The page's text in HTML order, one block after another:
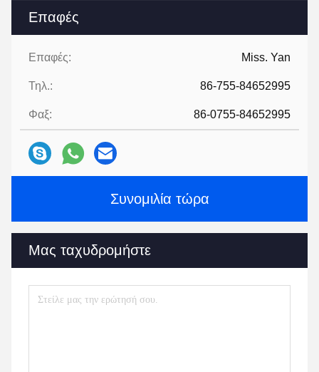
Επαφές
Επαφές: Miss. Yan
Τηλ.: 86-755-84652995
Φαξ: 86-0755-84652995
Συνομιλία τώρα
Μας ταχυδρομήστε